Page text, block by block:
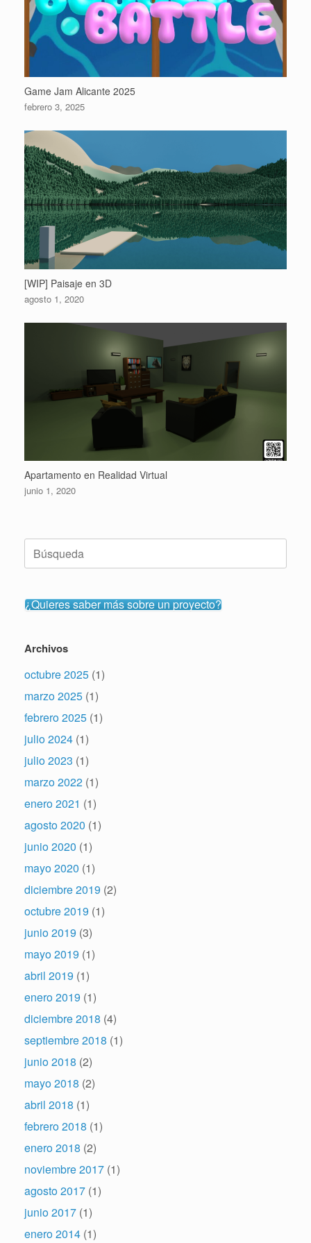
Game Jam Alicante 2025
febrero 3, 2025
[WIP] Paisaje en 3D
agosto 1, 2020
Apartamento en Realidad Virtual
junio 1, 2020
Buscar:
¿Quieres saber más sobre un proyecto?
Archivos
octubre 2025 (1)
marzo 2025 (1)
febrero 2025 (1)
julio 2024 (1)
julio 2023 (1)
marzo 2022 (1)
enero 2021 (1)
agosto 2020 (1)
junio 2020 (1)
mayo 2020 (1)
diciembre 2019 (2)
octubre 2019 (1)
junio 2019 (3)
mayo 2019 (1)
abril 2019 (1)
enero 2019 (1)
diciembre 2018 (4)
septiembre 2018 (1)
junio 2018 (2)
mayo 2018 (2)
abril 2018 (1)
febrero 2018 (1)
enero 2018 (2)
noviembre 2017 (1)
agosto 2017 (1)
junio 2017 (1)
enero 2014 (1)